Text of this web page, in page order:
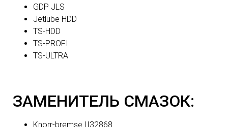
GDP JLS
Jetlube HDD
TS-HDD
TS-PROFI
TS-ULTRA
ЗАМЕНИТЕЛЬ СМАЗОК:
Knorr-bremse II32868